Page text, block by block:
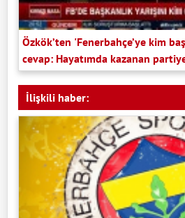
Özkök’ten 'Fenerbahçe’ye kim
cevap: Hayatımda kazanan
İlişkili haber: